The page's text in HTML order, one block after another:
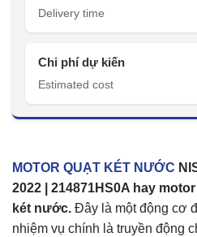
Delivery time
Chi phí dự kiến
Estimated cost
MOTOR QUẠT KÉT NƯỚC
2022 | 214871HS0A hay
két nước. Đây là một động cơ
nhiệm vụ chính là truyền động